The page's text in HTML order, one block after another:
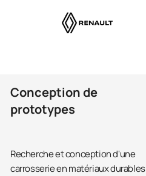
Conception de
prototypes
Recherche et conception d'une
carrosserie en matériaux durables